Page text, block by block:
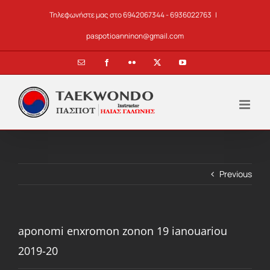
Τηλεφωνήστε μας στο 6942067344 - 6936022763 |
paspotioanninon@gmail.com
Email FacebookFlickr YouTube
Previous
aponomi enxromon zonon 19 ianouariou
2019-20